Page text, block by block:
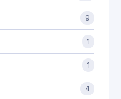
9
1
1
4